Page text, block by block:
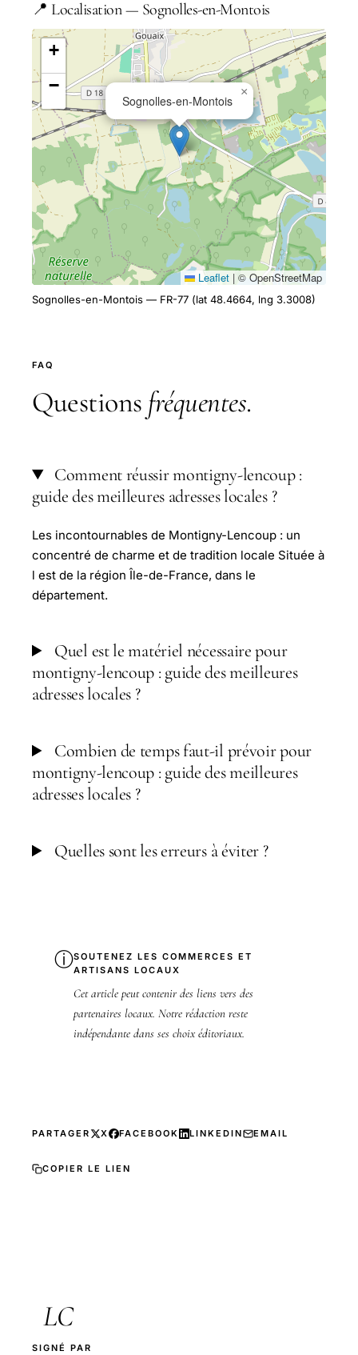
📍 Localisation — Sognolles-en-Montois
Sognolles-en-Montois
×
+
−
Leaflet | © OpenStreetMap
Sognolles-en-Montois — FR-77 (lat 48.4664, lng 3.3008)
FAQ
Questions fréquentes.
Comment réussir montigny-lencoup :
guide des meilleures adresses locales ?
Les incontournables de Montigny-Lencoup : un
concentré de charme et de tradition locale Située à
l est de la région Île-de-France, dans le
département.
Quel est le matériel nécessaire pour
montigny-lencoup : guide des meilleures
adresses locales ?
Combien de temps faut-il prévoir pour
montigny-lencoup : guide des meilleures
adresses locales ?
Quelles sont les erreurs à éviter ?
ⓘSOUTENEZ LES COMMERCES ET
ARTISANS LOCAUX
Cet article peut contenir des liens vers des
partenaires locaux. Notre rédaction reste
indépendante dans ses choix éditoriaux.
PARTAGER X FACEBOOK LINKEDIN EMAIL
COPIER LE LIEN
LC
SIGNÉ PAR